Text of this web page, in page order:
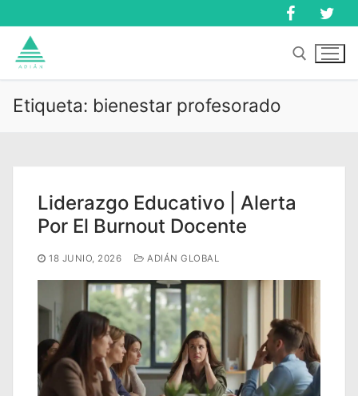
al
contenido
Inicio
Quiénes somos
Etiqueta: bienestar profesorado
Liderazgo Educativo | Alerta
Por El Burnout Docente
18 JUNIO, 2026 ADIÁN GLOBAL